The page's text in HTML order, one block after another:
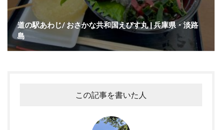
道の駅あわじ/ おさかな共和国えびす丸 | 兵庫県・淡路
島
この記事を書いた人